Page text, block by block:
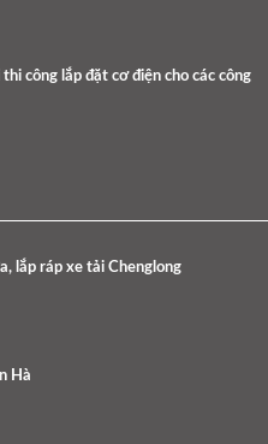
công lắp đặt cơ điện cho các công
lắp ráp xe tải Chenglong
Hà